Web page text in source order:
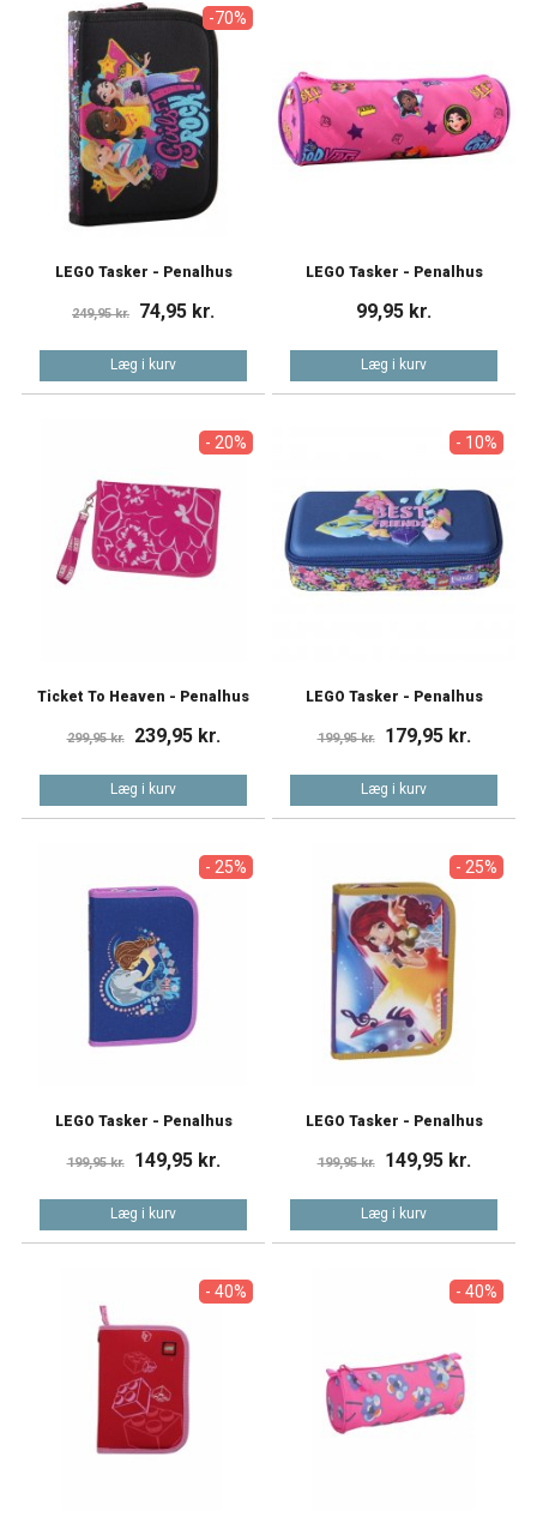
-70%
LEGO Tasker - Penalhus
249,95 kr. 74,95 kr.
Læg i kurv
LEGO Tasker - Penalhus
99,95 kr.
Læg i kurv
- 20%
Ticket To Heaven - Penalhus
299,95 kr. 239,95 kr.
Læg i kurv
- 10%
LEGO Tasker - Penalhus
199,95 kr. 179,95 kr.
Læg i kurv
- 25%
LEGO Tasker - Penalhus
199,95 kr. 149,95 kr.
Læg i kurv
- 25%
LEGO Tasker - Penalhus
199,95 kr. 149,95 kr.
Læg i kurv
- 40% - 40%